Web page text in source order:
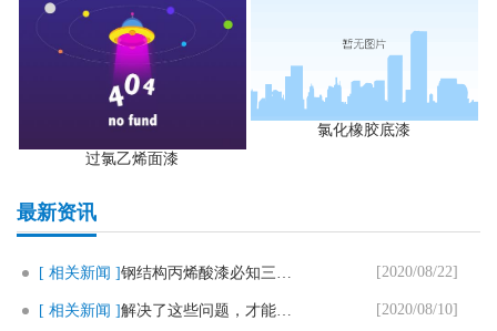
过氯乙烯面漆
氯化橡胶底漆
最新资讯
[ 相关新闻 ] [2020/08/22]
[ 相关新闻 ] [2020/08/10]